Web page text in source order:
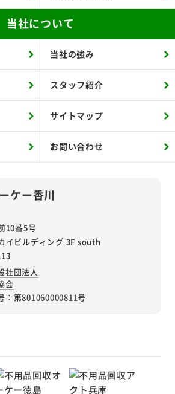
ケー香川
10番5号
イビルディング 3F south
社団法人
会
：第801060000811号
当社について
当社の強み
スタッフ紹介
サイトマップ
お問い合わせ